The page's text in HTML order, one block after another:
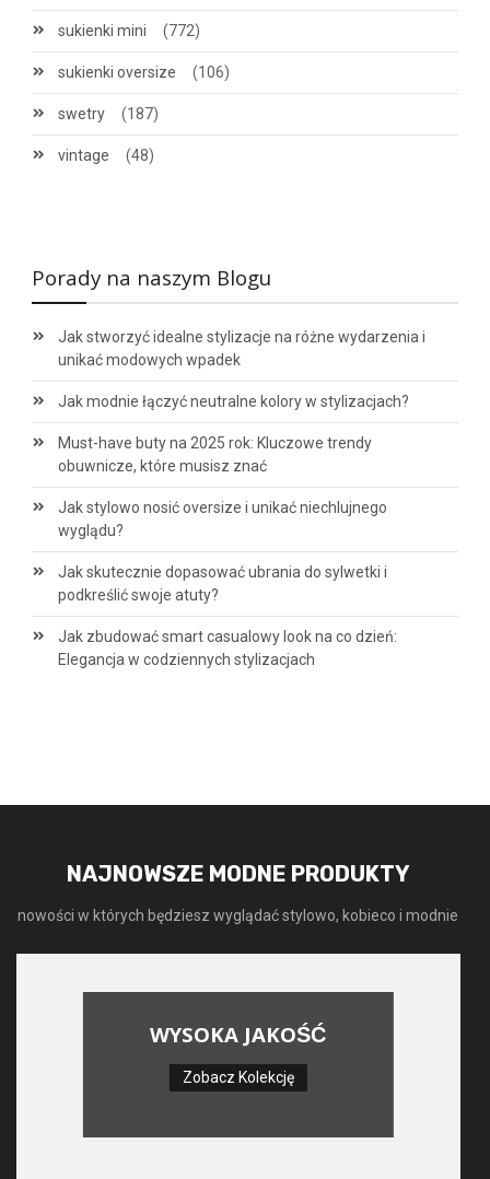
sukienki mini (772)
sukienki oversize (106)
swetry (187)
vintage (48)
Porady na naszym Blogu
Jak stworzyć idealne stylizacje na różne wydarzenia i
unikać modowych wpadek
Jak modnie łączyć neutralne kolory w stylizacjach?
Must-have buty na 2025 rok: Kluczowe trendy
obuwnicze, które musisz znać
Jak stylowo nosić oversize i unikać niechlujnego
wyglądu?
Jak skutecznie dopasować ubrania do sylwetki i
podkreślić swoje atuty?
Jak zbudować smart casualowy look na co dzień:
Elegancja w codziennych stylizacjach
NAJNOWSZE MODNE PRODUKTY
nowości w których będziesz wyglądać stylowo, kobieco i modnie
WYSOKA JAKOŚĆ
Zobacz Kolekcję